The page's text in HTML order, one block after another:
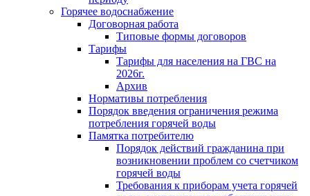
Горячее водоснабжение
Договорная работа
Типовые формы договоров
Тарифы
Тарифы для населения на ГВС на
2026г.
Архив
Нормативы потребления
Порядок введения ограничения режима
потребления горячей воды
Памятка потребителю
Порядок действий гражданина при
возникновении проблем со счетчиком
горячей воды
Требования к приборам учета горячей